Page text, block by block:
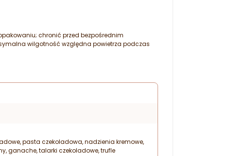
chronić przed bezpośrednim
wilgotność względna powietrza podczas
pasta czekoladowa, nadzienia kremowe,
ganache, talarki czekoladowe, trufle